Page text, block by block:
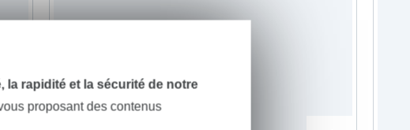
la rapidité et la sécurité de notre
proposant des contenus